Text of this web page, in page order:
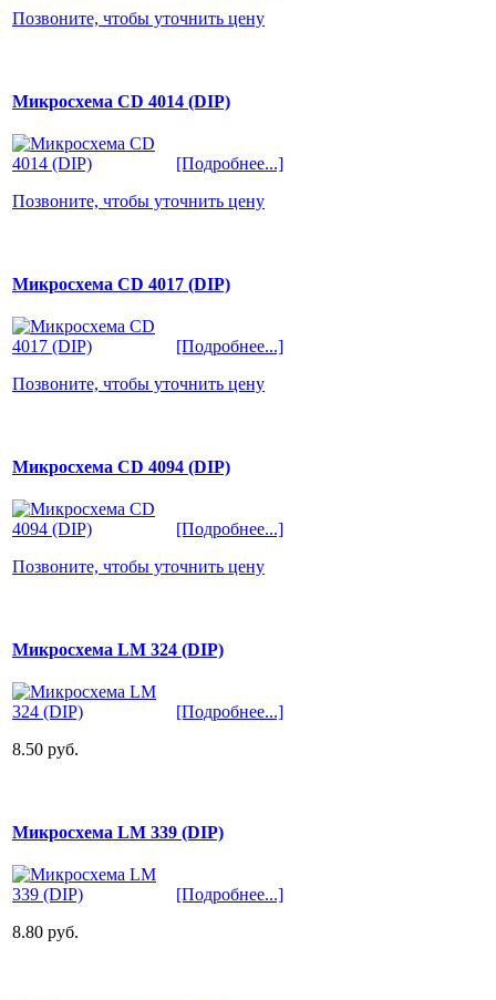
Позвоните, чтобы уточнить цену
Микросхема CD 4014 (DIP)
[Подробнее...]
Позвоните, чтобы уточнить цену
Микросхема CD 4017 (DIP)
[Подробнее...]
Позвоните, чтобы уточнить цену
Микросхема CD 4094 (DIP)
[Подробнее...]
Позвоните, чтобы уточнить цену
Микросхема LM 324 (DIP)
[Подробнее...]
8.50 руб.
Микросхема LM 339 (DIP)
[Подробнее...]
8.80 руб.